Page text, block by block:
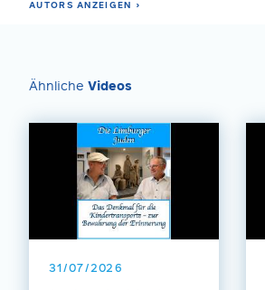
AUTORS ANZEIGEN ›
Ähnliche Videos
31/07/2026